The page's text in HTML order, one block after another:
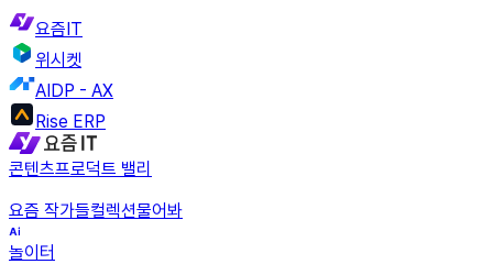
요즘IT
위시켓
AIDP - AX
Rise ERP
콘텐츠프로덕트 밸리
요즘 작가들컬렉션물어봐
놀이터